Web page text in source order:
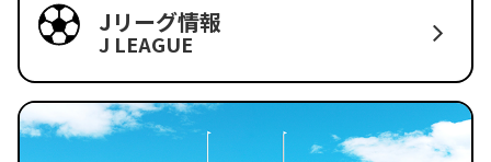
Jリーグ情報
J LEAGUE